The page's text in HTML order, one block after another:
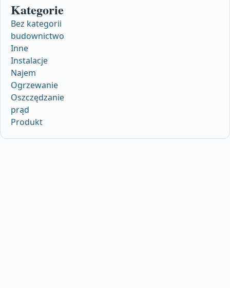
Kategorie
Bez kategorii
budownictwo
Inne
Instalacje
Najem
Ogrzewanie
Oszczędzanie
prąd
Produkt